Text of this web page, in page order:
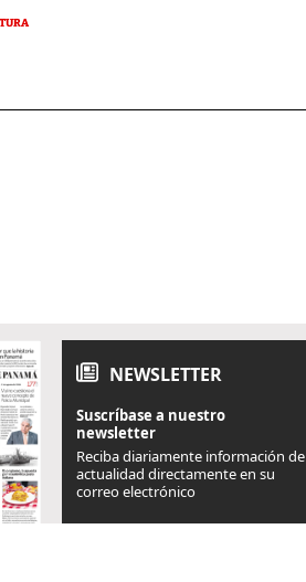
NEWSLETTER
Suscríbase a nuestro
newsletter
Reciba diariamente información de
actualidad directamente en su
correo electrónico